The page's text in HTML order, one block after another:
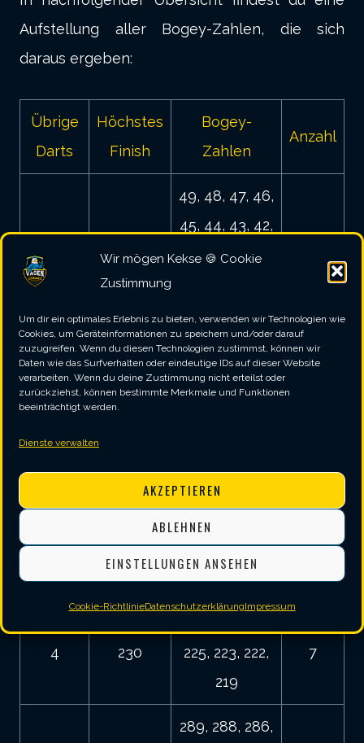
Wir mögen Kekse 🍪 Cookie
Zustimmung
Um dir ein optimales Erlebnis zu bieten, verwenden wir Technologien wie
Cookies, um Geräteinformationen zu speichern und/oder darauf
zuzugreifen. Wenn du diesen Technologien zustimmst, können wir
Daten wie das Surfverhalten oder eindeutige IDs auf dieser Website
verarbeiten. Wenn du deine Zustimmung nicht erteilst oder
zurückziehst, können bestimmte Merkmale und Funktionen
beeinträchtigt werden.
Dienste verwalten
AKZEPTIEREN
ABLEHNEN
EINSTELLUNGEN ANSEHEN
Cookie-RichtlinieDatenschutzerklärungImpressum
Aufstellung aller Bogey-Zahlen, die sich
daraus ergeben:
Übrige
Darts
Höchstes
Finish
Bogey-
Zahlen
Anzahl
50
49, 48, 47, 46,
45, 44, 43, 42,
41, 39, 37, 35,
25, 23, 21, 19,
17, 15, 13, 11,
9, 7, 5, 3
2
99
3 170
169, 168, 166,
165, 163, 162,
159
7
4 230
225, 223, 222,
219
7
289, 288, 286,